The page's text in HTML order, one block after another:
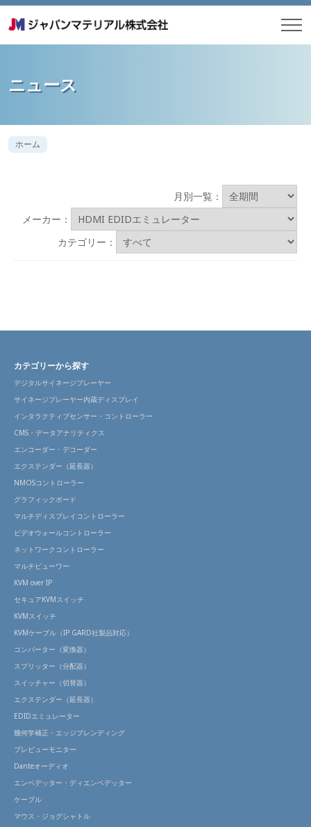
ニュース
ホーム
月別一覧：
メーカー：
カテゴリー：
カテゴリーから探す
デジタルサイネージプレーヤー
サイネージプレーヤー内蔵ディスプレイ
インタラクティブセンサー・コントローラー
CMS・データアナリティクス
エンコーダー・デコーダー
エクステンダー（延長器）
NMOSコントローラー
グラフィックボード
マルチディスプレイコントローラー
ビデオウォールコントローラー
ネットワークコントローラー
マルチビューワー
KVM over IP
セキュアKVMスイッチ
KVMスイッチ
KVMケーブル（IP GARD社製品対応）
コンバーター（変換器）
スプリッター（分配器）
スイッチャー（切替器）
エクステンダー（延長器）
EDIDエミュレーター
幾何学補正・エッジブレンディング
プレビューモニター
Danteオーディオ
エンベデッター・ディエンベデッター
ケーブル
マウス・ジョグシャトル